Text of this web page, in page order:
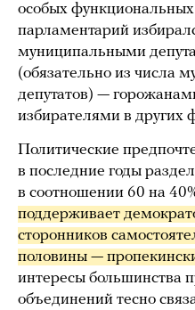
особых функциональных
парламентарий
муниципальными
(обязательно из числа
депутатов) —
избирателями в других
Политические
в последние годы
в соотношении 60 на
поддерживает
сторонников
половины —
интересы большинства
объединений тесно